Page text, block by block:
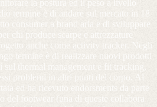
la postura ed il peso a livello
termine è di andare sul mercato in 18
consumer a brand aria e di sviluppare
chi produce scarpe e attrezzature
anche come activity tracker. Negli
termine è di realizzare nuovi prodotti
sul thermal management e fit tracking,
problemi in altri punti del corpo. Al
ed ha ricevuto endorsments da parte
del footwear (una di queste collabora